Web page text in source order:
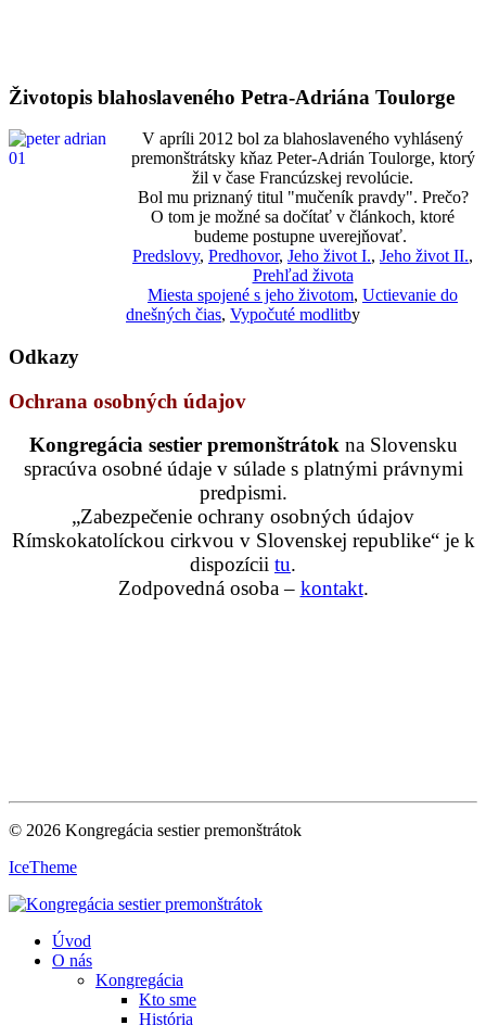
Životopis blahoslaveného Petra-Adriána Toulorge
V apríli 2012 bol za blahoslaveného vyhlásený
premonštrátsky kňaz Peter-Adrián Toulorge, ktorý
žil v čase Francúzskej revolúcie.
Bol mu priznaný titul "mučeník pravdy". Prečo?
O tom je možné sa dočítať v článkoch, ktoré
budeme postupne uverejňovať.
Predslovy, Predhovor, Jeho život I., Jeho život II.,
Prehľad života
Miesta spojené s jeho životom, Uctievanie do
dnešných čias, Vypočuté modlitby
Odkazy
Ochrana osobných údajov
Kongregácia sestier premonštrátok na Slovensku
spracúva osobné údaje v súlade s platnými právnymi
predpismi.
„Zabezpečenie ochrany osobných údajov
Rímskokatolíckou cirkvou v Slovenskej republike“ je k
dispozícii tu.
Zodpovedná osoba – kontakt.
© 2026 Kongregácia sestier premonštrátok
IceTheme
Úvod
O nás
Kongregácia
Kto sme
História